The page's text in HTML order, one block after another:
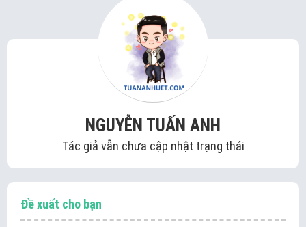
NGUYỄN TUẤN ANH
Tác giả vẫn chưa cập nhật trạng thái
Đề xuất cho bạn